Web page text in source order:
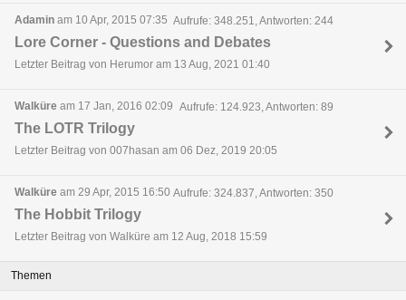
Adamin am 10 Apr, 2015 07:35 Aufrufe: 348.251, Antworten: 244
Lore Corner - Questions and Debates
Letzter Beitrag von Herumor am 13 Aug, 2021 01:40
Walküre am 17 Jan, 2016 02:09 Aufrufe: 124.923, Antworten: 89
The LOTR Trilogy
Letzter Beitrag von 007hasan am 06 Dez, 2019 20:05
Walküre am 29 Apr, 2015 16:50 Aufrufe: 324.837, Antworten: 350
The Hobbit Trilogy
Letzter Beitrag von Walküre am 12 Aug, 2018 15:59
Themen